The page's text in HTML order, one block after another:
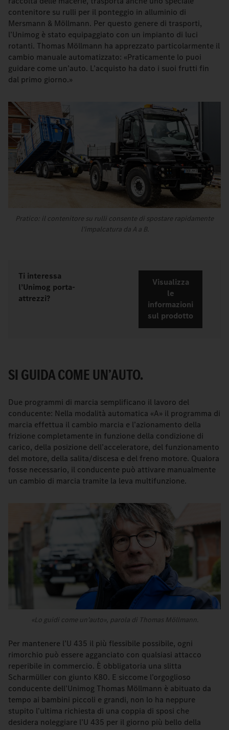
contenitore su rulli per il ponteggio in alluminio di
Mersmann & Möllmann. Per questo genere di trasporti,
l’Unimog è stato equipaggiato con un impianto di luci
rotanti. Thomas Möllmann ha apprezzato particolarmente il
cambio manuale automatizzato: «Praticamente lo puoi
guidare come un’auto. L’acquisto ha dato i suoi frutti fin
dal primo giorno.»
Pratico: il contenitore su rulli consente di spostare rapidamente
l’impalcatura da A a B.
Ti interessa
l’Unimog porta-
attrezzi?
Visualizza
le
informazioni
sul prodotto
SI GUIDA COME UN’AUTO.
Due programmi di marcia semplificano il lavoro del
conducente: Nella modalità automatica «A» il programma di
marcia effettua il cambio marcia e l’azionamento della
frizione completamente in funzione della condizione di
carico, della posizione dell’acceleratore, del funzionamento
del motore, della salita/discesa e del freno motore. Qualora
fosse necessario, il conducente può attivare manualmente
un cambio di marcia tramite la leva multifunzione.
«Lo guidi come un’auto», parola di Thomas Möllmann.
Per mantenere l’U 435 il più flessibile possibile, ogni
rimorchio può essere agganciato con qualsiasi attacco
reperibile in commercio. È obbligatoria una slitta
Scharmüller con giunto K80. E siccome l’orgoglioso
conducente dell’Unimog Thomas Möllmann è abituato da
tempo ai bambini piccoli e grandi, non lo ha neppure
stupito l’ultima richiesta di una coppia di sposi che
desidera noleggiare l’U 435 per il giorno più bello della